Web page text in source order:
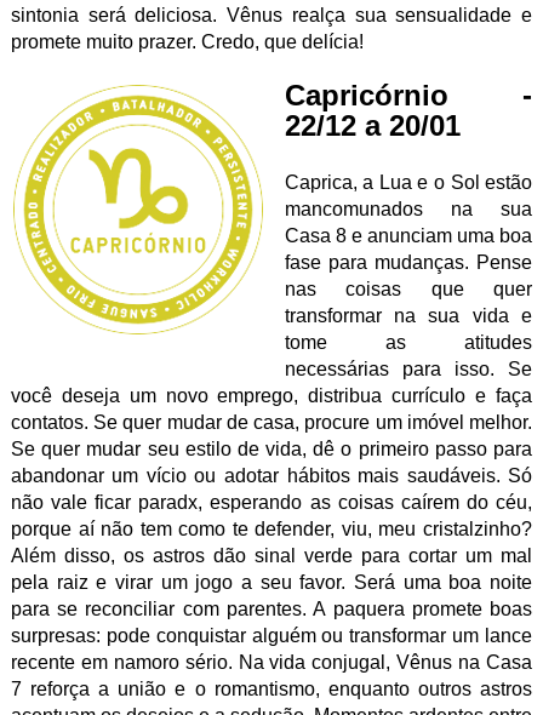
sintonia será deliciosa. Vênus realça sua sensualidade e
promete muito prazer. Credo, que delícia!
Capricórnio -
22/12 a 20/01
Caprica, a Lua e o Sol estão
mancomunados na sua
Casa 8 e anunciam uma boa
fase para mudanças. Pense
nas coisas que quer
transformar na sua vida e
tome as atitudes
necessárias para isso. Se
você deseja um novo emprego, distribua currículo e faça
contatos. Se quer mudar de casa, procure um imóvel melhor.
Se quer mudar seu estilo de vida, dê o primeiro passo para
abandonar um vício ou adotar hábitos mais saudáveis. Só
não vale ficar paradx, esperando as coisas caírem do céu,
porque aí não tem como te defender, viu, meu cristalzinho?
Além disso, os astros dão sinal verde para cortar um mal
pela raiz e virar um jogo a seu favor. Será uma boa noite
para se reconciliar com parentes. A paquera promete boas
surpresas: pode conquistar alguém ou transformar um lance
recente em namoro sério. Na vida conjugal, Vênus na Casa
7 reforça a união e o romantismo, enquanto outros astros